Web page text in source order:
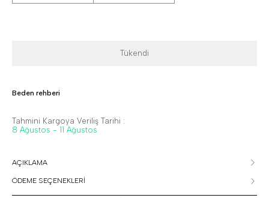
Tükendi
Beden rehberi
Tahmini Kargoya Veriliş Tarihi :
8 Ağustos - 11 Ağustos
AÇIKLAMA
ÖDEME SEÇENEKLERİ